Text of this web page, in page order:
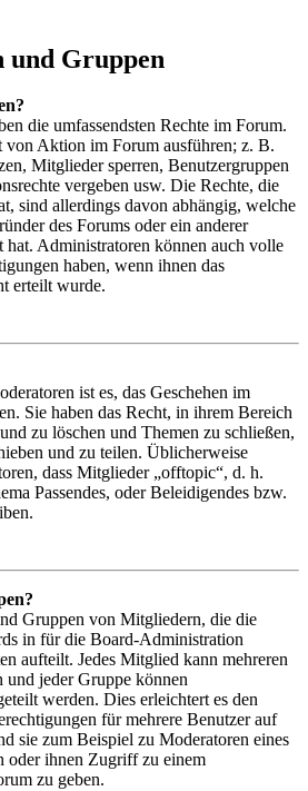
und Gruppen
die umfassendsten Rechte im Forum.
von Aktion im Forum ausführen; z. B.
Mitglieder sperren, Benutzergruppen
vergeben usw. Die Rechte, die
sind allerdings davon abhängig, welche
des Forums oder ein anderer
Administratoren können auch volle
haben, wenn ihnen das
erteilt wurde.
ist es, das Geschehen im
Sie haben das Recht, in ihrem Bereich
zu löschen und Themen zu schließen,
und zu teilen. Üblicherweise
dass Mitglieder „offtopic“, d. h.
Passendes, oder Beleidigendes bzw.
Gruppen von Mitgliedern, die die
in für die Board-Administration
aufteilt. Jedes Mitglied kann mehreren
und jeder Gruppe können
werden. Dies erleichtert es den
für mehrere Benutzer auf
sie zum Beispiel zu Moderatoren eines
oder ihnen Zugriff zu einem
zu geben.